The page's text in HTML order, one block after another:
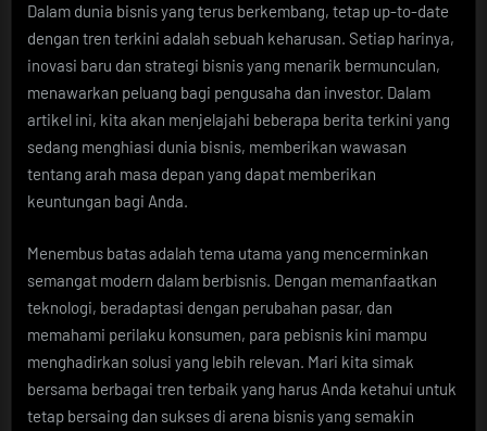
Dalam dunia bisnis yang terus berkembang, tetap up-to-date
dengan tren terkini adalah sebuah keharusan. Setiap harinya,
inovasi baru dan strategi bisnis yang menarik bermunculan,
menawarkan peluang bagi pengusaha dan investor. Dalam
artikel ini, kita akan menjelajahi beberapa berita terkini yang
sedang menghiasi dunia bisnis, memberikan wawasan
tentang arah masa depan yang dapat memberikan
keuntungan bagi Anda.
Menembus batas adalah tema utama yang mencerminkan
semangat modern dalam berbisnis. Dengan memanfaatkan
teknologi, beradaptasi dengan perubahan pasar, dan
memahami perilaku konsumen, para pebisnis kini mampu
menghadirkan solusi yang lebih relevan. Mari kita simak
bersama berbagai tren terbaik yang harus Anda ketahui untuk
tetap bersaing dan sukses di arena bisnis yang semakin